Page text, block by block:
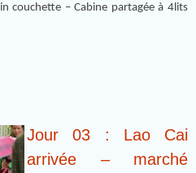
couchette – Cabine partagée à 4lits
Jour 03 : Lao Cai
arrivée – marché